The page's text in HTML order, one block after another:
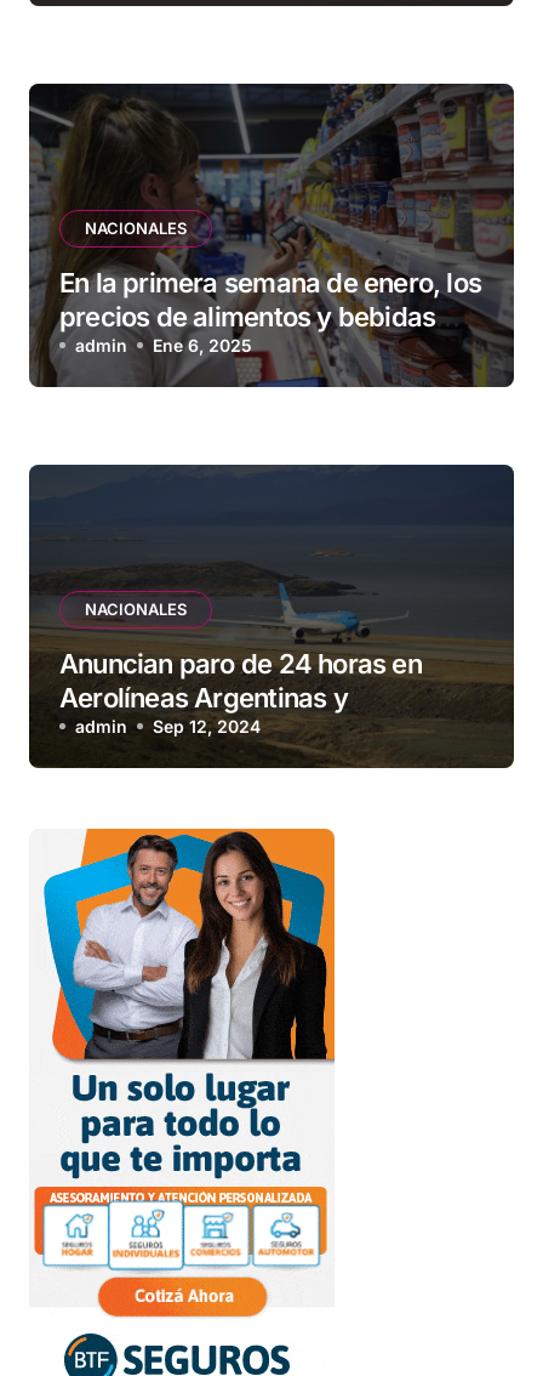
NACIONALES
En la primera semana de enero, los
precios de alimentos y bebidas
subieron 1,2 %
admin Ene 6, 2025
NACIONALES
Anuncian paro de 24 horas en
Aerolíneas Argentinas y
compañías low cost para el
viernes
admin Sep 12, 2024